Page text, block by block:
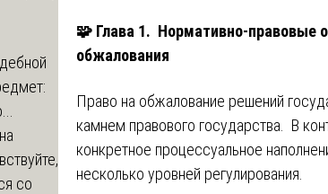
🧩 Глава 1. Нормативно-правовые
обжалования
Право на обжалование решений
камнем правового государства. В
конкретное процессуальное
несколько уровней регулирования.
со